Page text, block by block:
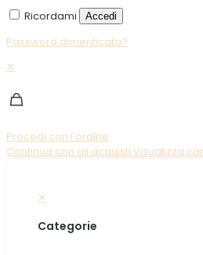
Ricordami
Accedi
Password dimenticata?
✕
Procedi con l'ordine
Continua con gli acquisti Visualizza
✕
Categorie